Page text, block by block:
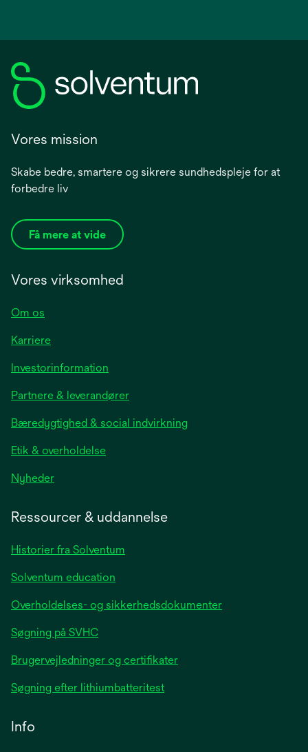
Vores mission
Skabe bedre, smartere og sikrere sundhedspleje for at
forbedre liv
Få mere at vide
Vores virksomhed
Om os
Karriere
Investorinformation
a
new
Partnere & leverandører
Bæredygtighed & social indvirkning
Etik & overholdelse
Nyhederopens
tab
Ressourcer & uddannelse
Historier fra Solventum
Solventum education
Overholdelses- og sikkerhedsdokumenter
Søgning på SVHC
Brugervejledninger og certifikater
Søgning efter lithiumbatteritest
Info